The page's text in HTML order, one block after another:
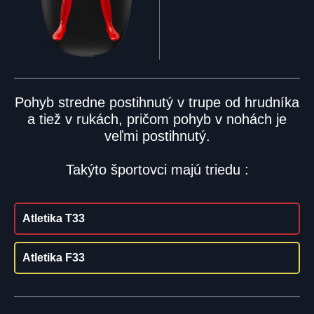
Pohyb stredne postihnutý v trupe od hrudníka
a tiež v rukách, pričom pohyb v nohách je
veľmi postihnutý.
Takýto športovci majú triedu :
Atletika T33
Atletika F33